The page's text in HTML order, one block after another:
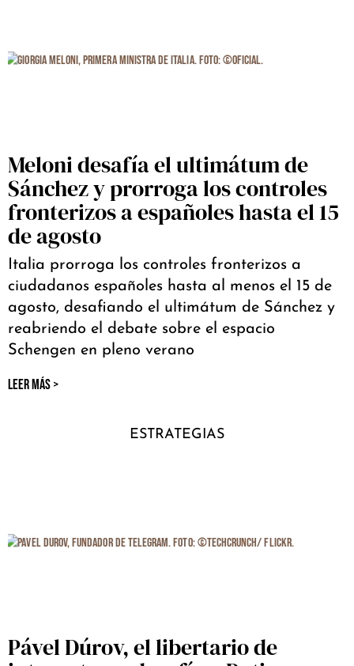
Meloni desafía el ultimátum de
Sánchez y prorroga los controles
fronterizos a españoles hasta el 15
de agosto
Italia prorroga los controles fronterizos a
ciudadanos españoles hasta al menos el 15 de
agosto, desafiando el ultimátum de Sánchez y
reabriendo el debate sobre el espacio
Schengen en pleno verano
LEER MÁS >
ESTRATEGIAS
Pável Dúrov, el libertario de